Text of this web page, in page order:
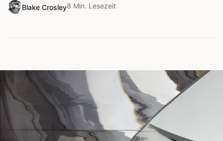
Blake Crosley8 Min. Lesezeit